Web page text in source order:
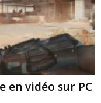
en vidéo sur PC